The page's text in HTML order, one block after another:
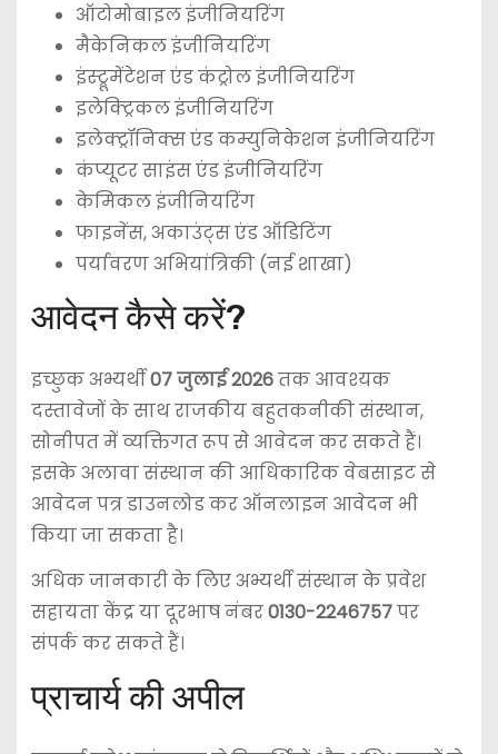
ऑटोमोबाइल इंजीनियरिंग
मैकेनिकल इंजीनियरिंग
इंस्ट्रूमेंटेशन एंड कंट्रोल इंजीनियरिंग
इलेक्ट्रिकल इंजीनियरिंग
इलेक्ट्रॉनिक्स एंड कम्युनिकेशन इंजीनियरिंग
कंप्यूटर साइंस एंड इंजीनियरिंग
केमिकल इंजीनियरिंग
फाइनेंस, अकाउंट्स एंड ऑडिटिंग
पर्यावरण अभियांत्रिकी (नई शाखा)
आवेदन कैसे करें?
इच्छुक अभ्यर्थी07 जुलाई 2026तक आवश्यक
दस्तावेजों के साथ राजकीय बहुतकनीकी संस्थान,
सोनीपत में व्यक्तिगत रूप से आवेदन कर सकते हैं।
इसके अलावा संस्थान की आधिकारिक वेबसाइट से
आवेदन पत्र डाउनलोड कर ऑनलाइन आवेदन भी
किया जा सकता है।
अधिक जानकारी के लिए अभ्यर्थी संस्थान के प्रवेश
सहायता केंद्र या दूरभाष नंबर0130-2246757पर
संपर्क कर सकते हैं।
प्राचार्य की अपील